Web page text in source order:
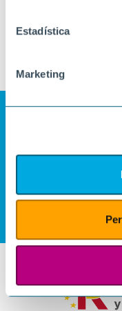
Estadística
Marketing